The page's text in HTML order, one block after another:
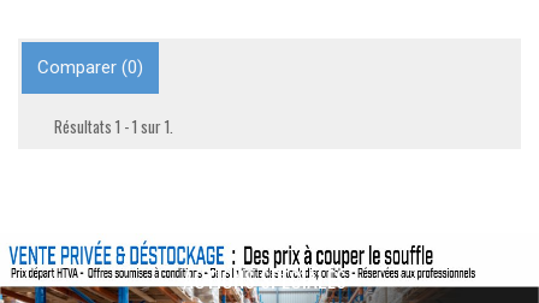
Comparer (0)
Résultats 1 - 1 sur 1.
ACTIONS SPÉCIALES